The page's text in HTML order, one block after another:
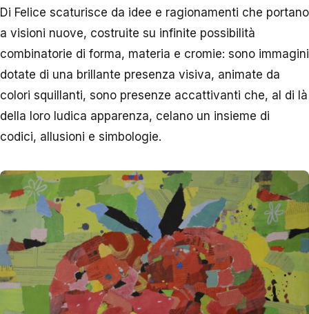
Di Felice scaturisce da idee e ragionamenti che portano
a visioni nuove, costruite su infinite possibilità
combinatorie di forma, materia e cromie: sono immagini
dotate di una brillante presenza visiva, animate da
colori squillanti, sono presenze accattivanti che, al di là
della loro ludica apparenza, celano un insieme di
codici, allusioni e simbologie.